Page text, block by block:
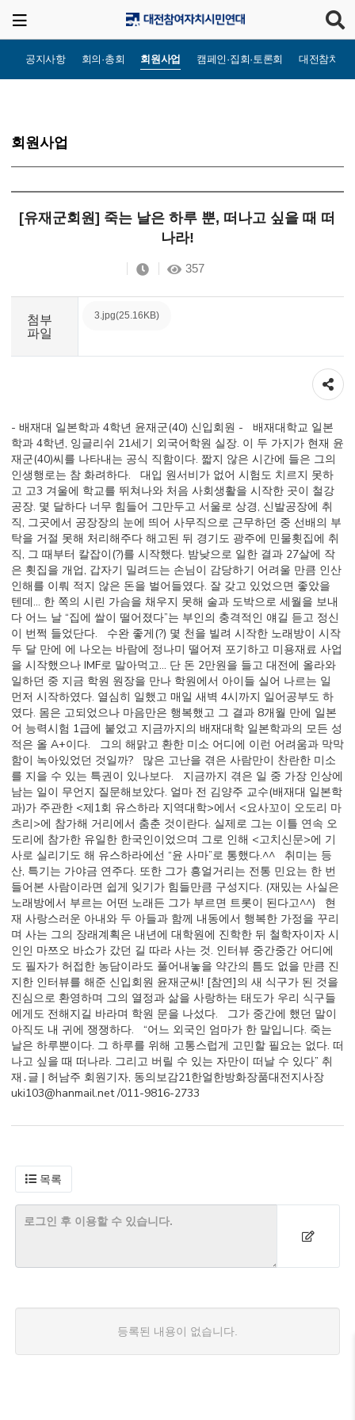
공지사항 회의·총회 회원사업 캠페인·집회·토론회 대전참치TV
회원사업
[유재군회원] 죽는 날은 하루 뿐, 떠나고 싶을 때 떠
나라!
357
첨부
파일
3.jpg(25.16KB)
공유하기
- 배재대 일본학과 4학년 윤재군(40) 신입회원 - 배재대학교 일본
학과 4학년, 잉글리쉬 21세기 외국어학원 실장. 이 두 가지가 현재 윤
재군(40)씨를 나타내는 공식 직함이다. 짧지 않은 시간에 들은 그의
인생행로는 참 화려하다. 대입 원서비가 없어 시험도 치르지 못하
고 고3 겨울에 학교를 뛰쳐나와 처음 사회생활을 시작한 곳이 철강
공장. 몇 달하다 너무 힘들어 그만두고 서울로 상경, 신발공장에 취
직, 그곳에서 공장장의 눈에 띄어 사무직으로 근무하던 중 선배의 부
탁을 거절 못해 처리해주다 해고된 뒤 경기도 광주에 민물횟집에 취
직, 그 때부터 칼잡이(?)를 시작했다. 밤낮으로 일한 결과 27살에 작
은 횟집을 개업, 갑자기 밀려드는 손님이 감당하기 어려울 만큼 인산
인해를 이뤄 적지 않은 돈을 벌어들였다. 잘 갖고 있었으면 좋았을
텐데... 한 쪽의 시린 가슴을 채우지 못해 술과 도박으로 세월을 보내
다 어느 날 “집에 쌀이 떨어졌다”는 부인의 충격적인 얘길 듣고 정신
이 번쩍 들었단다. 수완 좋게(?) 몇 천을 빌려 시작한 노래방이 시작
두 달 만에 에 나오는 바람에 정나미 떨어져 포기하고 미용재료 사업
을 시작했으나 IMF로 말아먹고... 단 돈 2만원을 들고 대전에 올라와
일하던 중 지금 학원 원장을 만나 학원에서 아이들 실어 나르는 일
먼저 시작하였다. 열심히 일했고 매일 새벽 4시까지 일어공부도 하
였다. 몸은 고되었으나 마음만은 행복했고 그 결과 8개월 만에 일본
어 능력시험 1급에 붙었고 지금까지의 배재대학 일본학과의 모든 성
적은 올 A+이다. 그의 해맑고 환한 미소 어디에 이런 어려움과 막막
함이 녹아있었던 것일까? 많은 고난을 겪은 사람만이 찬란한 미소
를 지을 수 있는 특권이 있나보다. 지금까지 겪은 일 중 가장 인상에
남는 일이 무언지 질문해보았다. 얼마 전 김양주 교수(배재대 일본학
과)가 주관한 <제1회 유스하라 지역대학>에서 <요사꼬이 오도리 마
츠리>에 참가해 거리에서 춤춘 것이란다. 실제로 그는 이틀 연속 오
도리에 참가한 유일한 한국인이었으며 그로 인해 <고치신문>에 기
사로 실리기도 해 유스하라에선 “윤 사마”로 통했다.^^ 취미는 등
산, 특기는 가야금 연주다. 또한 그가 흥얼거리는 전통 민요는 한 번
들어본 사람이라면 쉽게 잊기가 힘들만큼 구성지다. (재밌는 사실은
노래방에서 부르는 어떤 노래든 그가 부르면 트롯이 된다고^^) 현
재 사랑스러운 아내와 두 아들과 함께 내동에서 행복한 가정을 꾸리
며 사는 그의 장래계획은 내년에 대학원에 진학한 뒤 철학자이자 시
인인 마쯔오 바쇼가 갔던 길 따라 사는 것. 인터뷰 중간중간 어디에
도 필자가 허접한 농담이라도 풀어내놓을 약간의 틈도 없을 만큼 진
지한 인터뷰를 해준 신입회원 윤재군씨! [참연]의 새 식구가 된 것을
진심으로 환영하며 그의 열정과 삶을 사랑하는 태도가 우리 식구들
에게도 전해지길 바라며 학원 문을 나섰다. 그가 중간에 했던 말이
아직도 내 귀에 쟁쟁하다. “어느 외국인 엄마가 한 말입니다. 죽는
날은 하루뿐이다. 그 하루를 위해 고통스럽게 고민할 필요는 없다. 떠
나고 싶을 때 떠나라. 그리고 버릴 수 있는 자만이 떠날 수 있다” 취
재․글 | 허남주 회원기자, 동의보감21한얼한방화장품대전지사장
uki103@hanmail.net /011-9816-2733
목록
등록된 내용이 없습니다.